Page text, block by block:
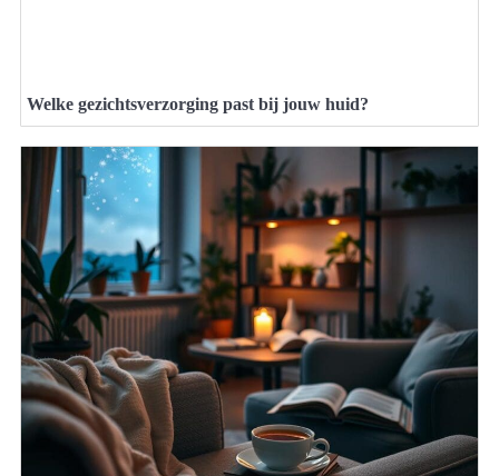
Welke gezichtsverzorging past bij jouw huid?